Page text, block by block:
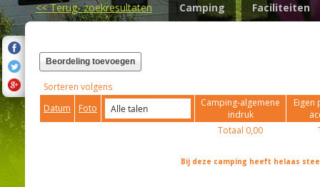
<<Terug- zoekresultaten Camping Faciliteiten
Beordeling toevoegen
Sorteren volgens
Datum
Foto
Camping-algemene
indruk
Eigen
Totaal 0,00
Bij deze camping heeft helaas